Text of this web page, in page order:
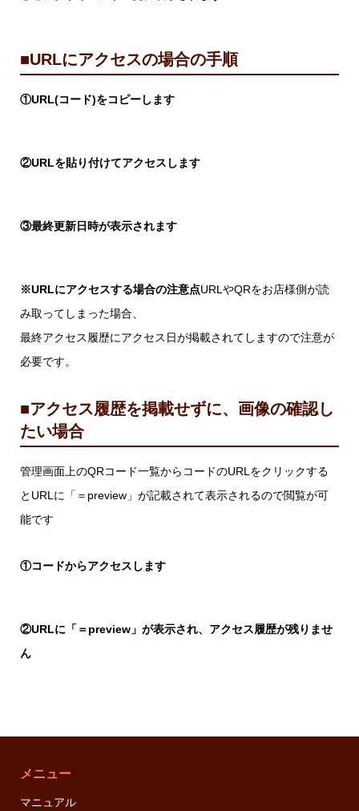
■URLにアクセスの場合の手順
①URL(コード)をコピーします
②URLを貼り付けてアクセスします
③最終更新日時が表示されます
※URLにアクセスする場合の注意点​URLやQRをお店様側が読
み取ってしまった場合、
最終アクセス履歴にアクセス日が掲載されてしますので注意が
必要です。
■アクセス履歴を掲載せずに、画像の確認し
たい場合
管理画面上のQRコード一覧からコードのURLをクリックする
とURLに「＝preview」が記載されて表示されるので閲覧が可
能です
①コードからアクセスします
②URLに「＝preview」が表示され、アクセス履歴が残りませ
ん
メニュー
マニュアル